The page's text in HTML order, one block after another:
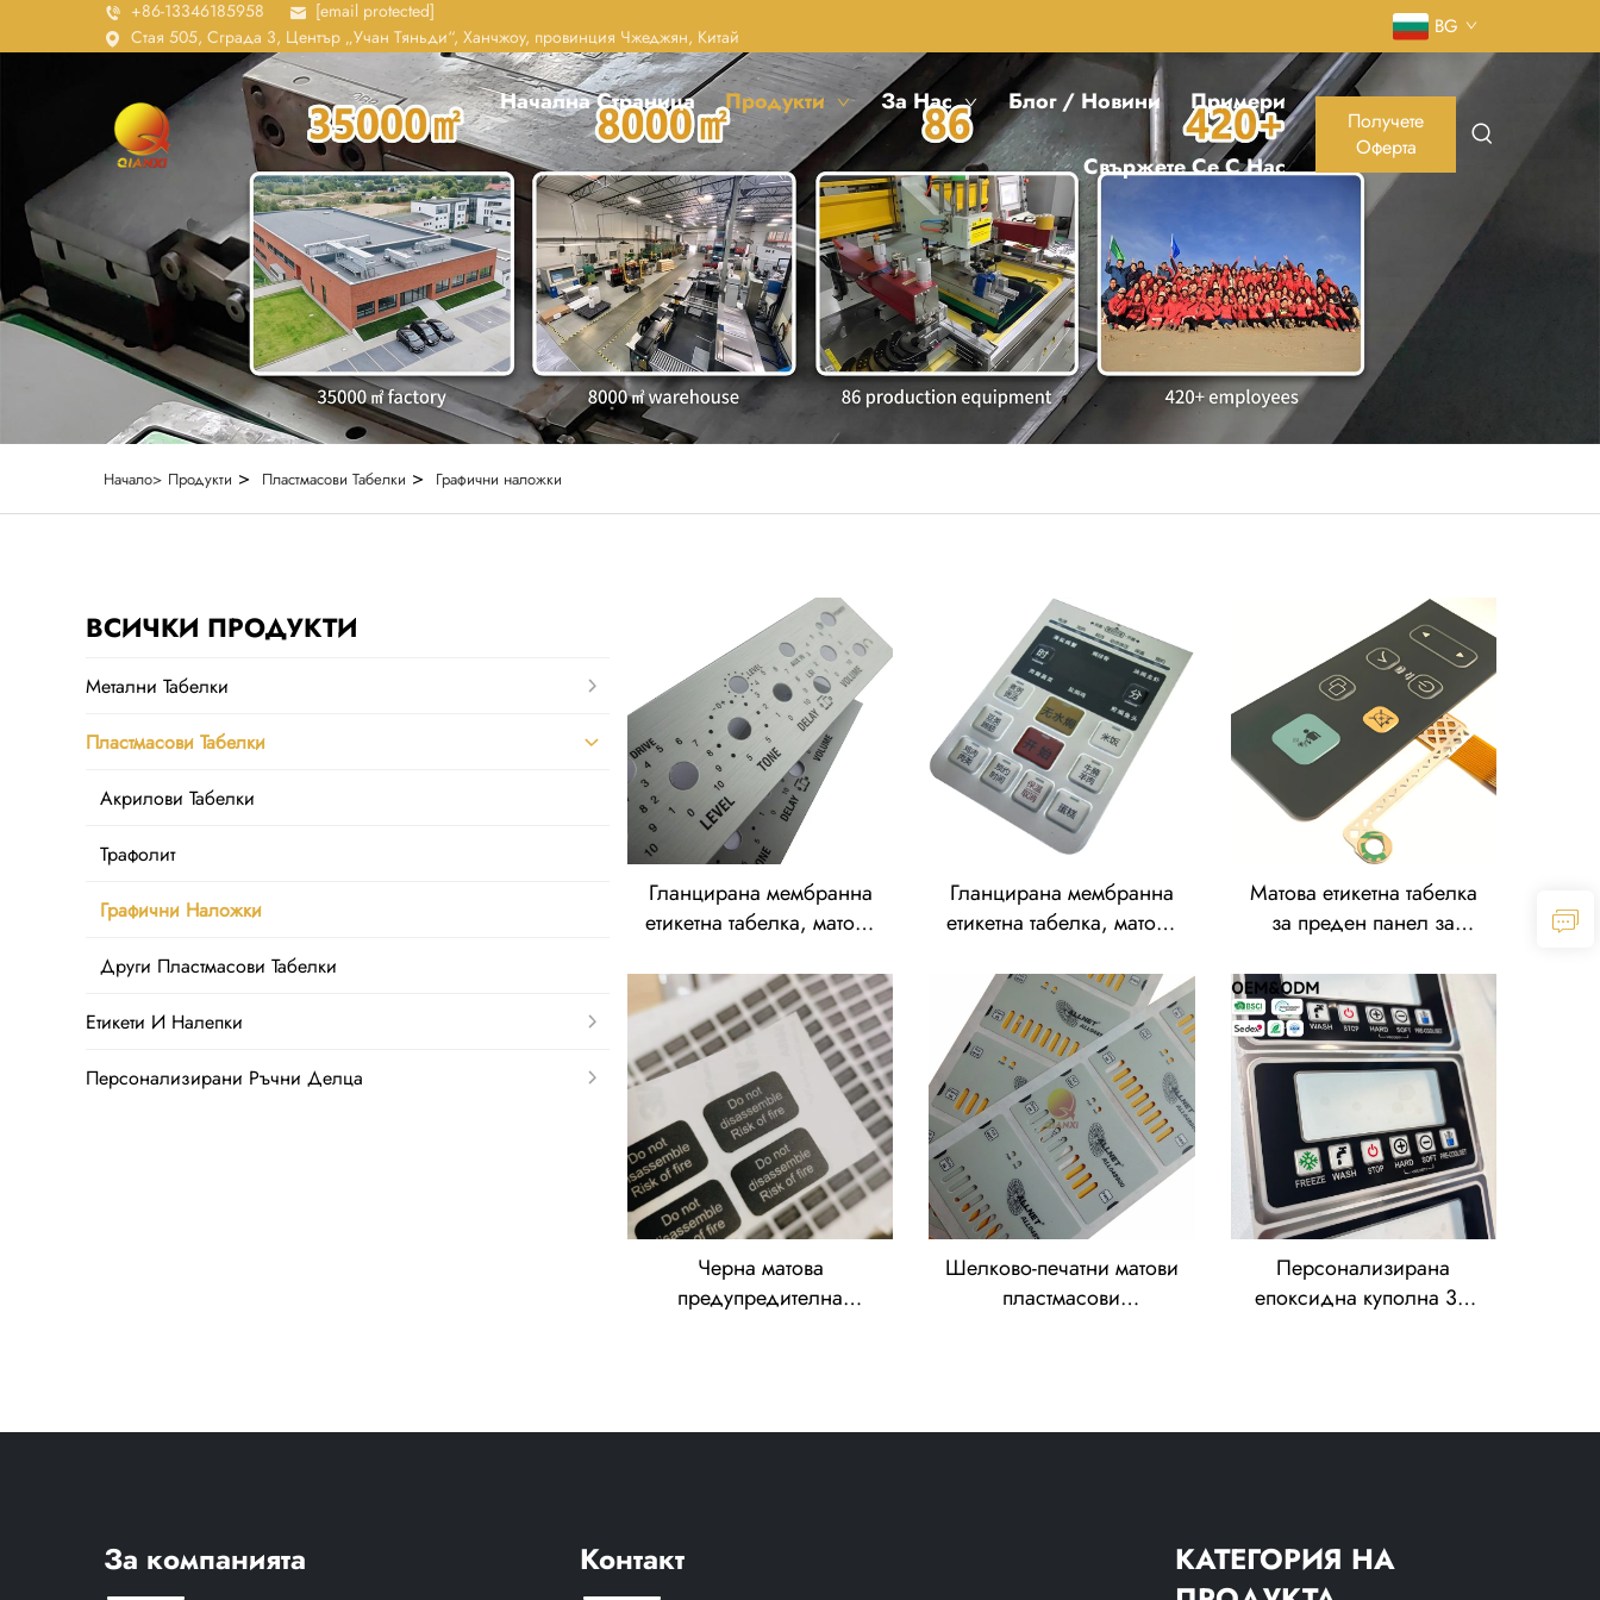
+86-13346185958
[email protected]
Стая 505, Сграда 3, Център „Учан Тяньди“, Ханчжоу, провинция Чжеджян, Китай
BG
Начална Страница Продукти За Нас Блог / Новини Примери
Свържете Се С Нас
Получете
Оферта
Начало> Продукти > Пластмасови Табелки > Графични наложки
ВСИЧКИ ПРОДУКТИ
Метални Табелки
Пластмасови Табелки
Акрилови Табелки
Трафолит
Графични Наложки
Други Пластмасови Табелки
Етикети И Налепки
Персонализирани Ръчни Делца
Гланцирана мембранна
етикетна табелка, матова
преден панел за
управление, релефно
изпъкнали графични
покрития от
поликарбонат
Гланцирана мембранна
етикетна табелка, матова
преден панел за
управление, релефно
изпъкнали графични
покрития от
поликарбонат
Матова етикетна табелка
за преден панел за
перфорация и матова
повърхност, дебелина
0,25 мм, етикети от
поликарбонат и ПВЦ
Черна матова
предупредителна
Шелково-печатни матови
пластмасови
Персонализирана
епоксидна куполна 3D
За компанията Контакт
КАТЕГОРИЯ НА